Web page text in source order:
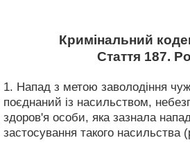
Кримінальний
Стаття 187.
1. Напад з метою заволодіння
поєднаний із насильством,
здоров'я особи, яка зазнала
застосування такого насильства